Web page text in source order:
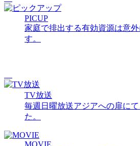
PICUP
家庭で排出する有効資源は意
す。
TV放送
毎週日曜放送アジアへの扉に
た。
MOVIE